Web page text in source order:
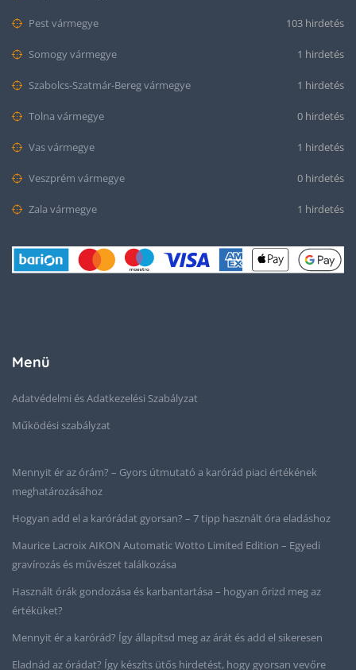
Pest vármegye 103 hirdetés
Somogy vármegye 1 hirdetés
Szabolcs-Szatmár-Bereg vármegye 1 hirdetés
Tolna vármegye 0 hirdetés
Vas vármegye 1 hirdetés
Veszprém vármegye 0 hirdetés
Zala vármegye 1 hirdetés
Menü
Adatvédelmi és Adatkezelési Szabályzat
Működési szabályzat
Mennyit ér az órám? – Gyors útmutató a karórád piaci értékének
meghatározásához
Hogyan add el a karórádat gyorsan? – 7 tipp használt óra eladáshoz
Maurice Lacroix AIKON Automatic Wotto Limited Edition – Egyedi
gravírozás és művészet találkozása
Használt órák gondozása és karbantartása – hogyan őrizd meg az
értéküket?
Mennyit ér a karórád? Így állapítsd meg az árát és add el sikeresen
Eladnád az órádat? Így készíts ütős hirdetést, hogy gyorsan vevőre